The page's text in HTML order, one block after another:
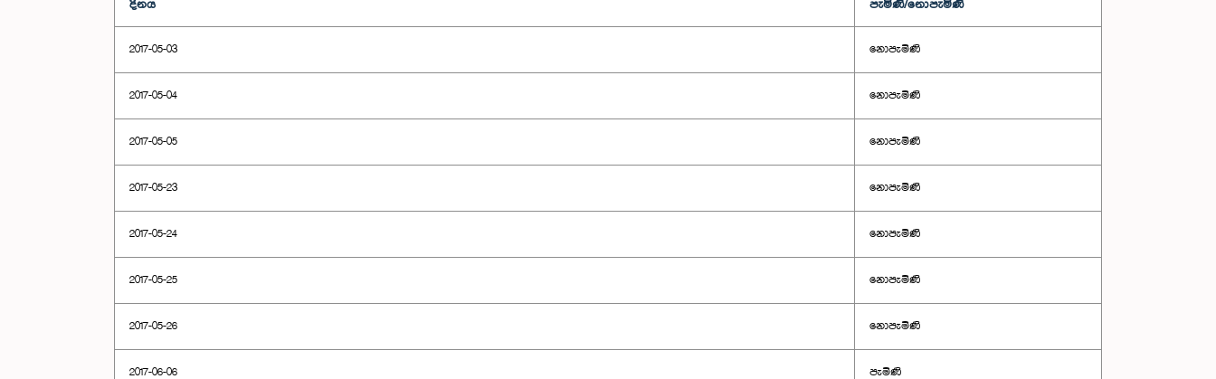
දිනය පැමිණි/නොපැමිණි
2017-05-03 නොපැමිණි
2017-05-04 නොපැමිණි
2017-05-05 නොපැමිණි
2017-05-23 නොපැමිණි
2017-05-24 නොපැමිණි
2017-05-25 නොපැමිණි
2017-05-26 නොපැමිණි
2017-06-06 පැමිණි